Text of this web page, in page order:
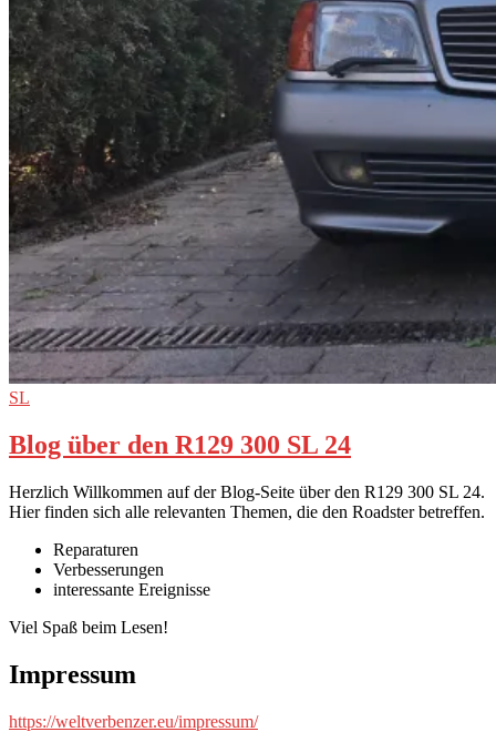
SL
Blog über den R129 300 SL 24
Herzlich Willkommen auf der Blog-Seite über den R129 300 SL 24.
Hier finden sich alle relevanten Themen, die den Roadster betreffen.
Reparaturen
Verbesserungen
interessante Ereignisse
Viel Spaß beim Lesen!
Impressum
https://weltverbenzer.eu/impressum/